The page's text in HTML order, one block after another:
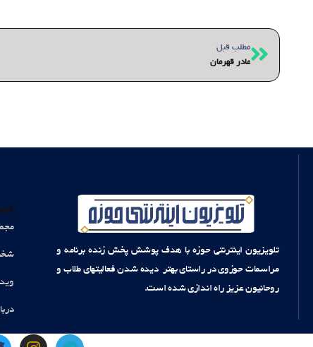
قبلیمطلب قبل
مادر قهرمان
تلویزیون اینترنتی حوزه با هدف پوشش پخش زنده برنامه و
مراسمات حوزوی در راستای بهتر دیده شدن فعالیتهای طلاب و
روحانیون عزیز راه اندازی شده است.
T
I